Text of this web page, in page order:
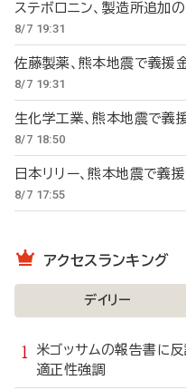
ステボロニン、製造所追加
8/7 19:31
佐藤製薬、熊本地震で義
8/7 19:31
生化学工業、熊本地震で
8/7 18:50
日本リリー、熊本地震で義
8/7 17:55
アクセスランキング
デイリー
米ゴッサムの報告書に
適正性強調